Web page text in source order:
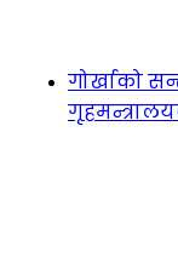
गोर्खाको